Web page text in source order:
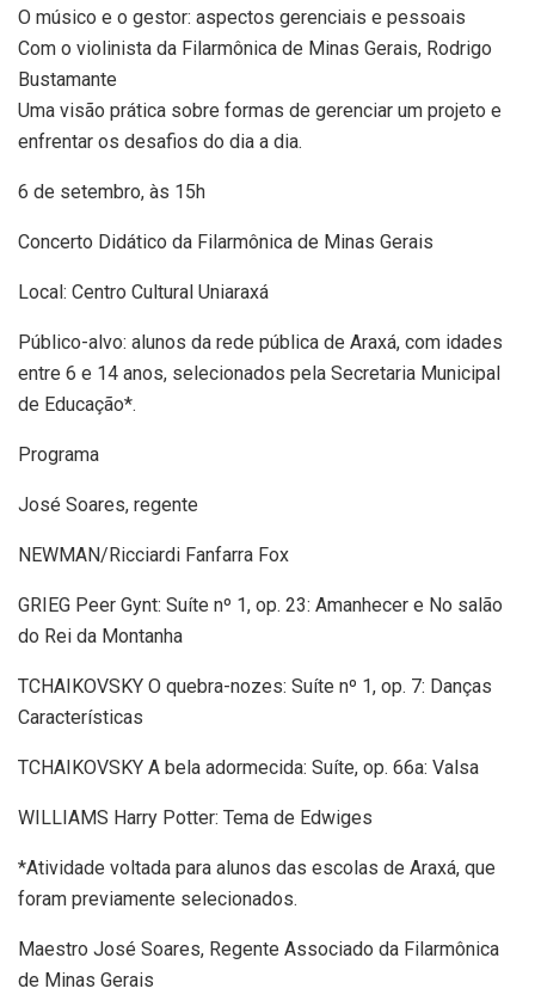
O músico e o gestor: aspectos gerenciais e pessoais
Com o violinista da Filarmônica de Minas Gerais, Rodrigo
Bustamante
Uma visão prática sobre formas de gerenciar um projeto e
enfrentar os desafios do dia a dia.
6 de setembro, às 15h
Concerto Didático da Filarmônica de Minas Gerais
Local: Centro Cultural Uniaraxá
Público-alvo: alunos da rede pública de Araxá, com idades
entre 6 e 14 anos, selecionados pela Secretaria Municipal
de Educação*.
Programa
José Soares, regente
NEWMAN/Ricciardi Fanfarra Fox
GRIEG Peer Gynt: Suíte nº 1, op. 23: Amanhecer e No salão
do Rei da Montanha
TCHAIKOVSKY O quebra-nozes: Suíte nº 1, op. 7: Danças
Características
TCHAIKOVSKY A bela adormecida: Suíte, op. 66a: Valsa
WILLIAMS Harry Potter: Tema de Edwiges
*Atividade voltada para alunos das escolas de Araxá, que
foram previamente selecionados.
Maestro José Soares, Regente Associado da Filarmônica
de Minas Gerais